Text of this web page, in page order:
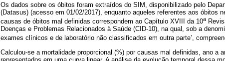
Os dados sobre os óbitos foram extraídos do SIM, disponibilizado pelo
(Datasus) (acesso em 01/02/2017), enquanto aqueles referentes aos óbitos
causas de óbitos mal definidas correspondem ao Capítulo XVIII da 10a
Doenças e Problemas Relacionados à Saúde (CID-10), na qual, sob a
exames clínicos e de laboratório não classificados em outra parte’,
Calculou-se a mortalidade proporcional (%) por causas mal definidas, ano a